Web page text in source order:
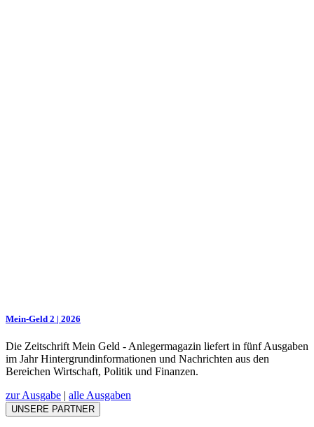
Mein-Geld 2 | 2026
Die Zeitschrift Mein Geld - Anlegermagazin liefert in fünf Ausgaben
im Jahr Hintergrundinformationen und Nachrichten aus den
Bereichen Wirtschaft, Politik und Finanzen.
zur Ausgabe | alle Ausgaben
UNSERE PARTNER